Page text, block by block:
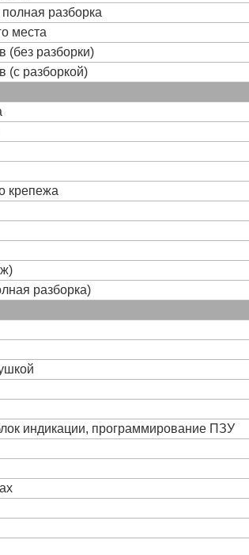
разборка
места
(без разборки)
(с разборкой)
крепежа
разборка)
индикации, программирование ПЗУ